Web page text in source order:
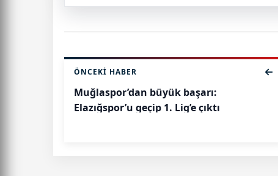
ÖNCEKI HABER
Muğlaspor’dan büyük başarı:
Elazığspor’u geçip 1. Lig’e çıktı